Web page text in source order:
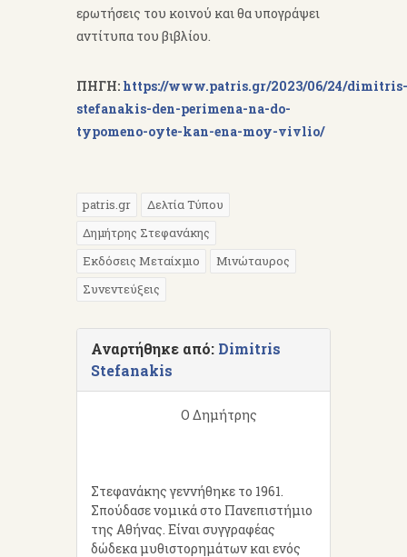
ερωτήσεις του κοινού και θα υπογράψει
αντίτυπα του βιβλίου.
ΠΗΓΗ: https://www.patris.gr/2023/06/24/dimitris-
stefanakis-den-perimena-na-do-
typomeno-oyte-kan-ena-moy-vivlio/
patris.gr
Δελτία Τύπου
Δημήτρης Στεφανάκης
Εκδόσεις Μεταίχμιο
Μινώταυρος
Συνεντεύξεις
Αναρτήθηκε από: Dimitris
Stefanakis
Ο Δημήτρης
Στεφανάκης γεννήθηκε το 1961.
Σπούδασε νομικά στο Πανεπιστήμιο
της Αθήνας. Είναι συγγραφέας
δώδεκα μυθιστορημάτων και ενός